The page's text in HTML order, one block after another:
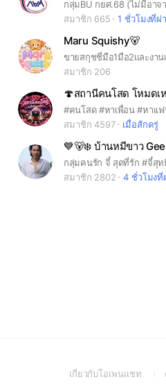
สมาชิก 665
1 ชั่วโมงที่ผ่
Maru Squishy🐻
ขายสกุชชี่มือ1มือ2เเละงาน
สมาชิก 206
สมาชิก 4597
เมื่อสักครู่
สมาชิก 2802
4 ชั่วโมงที่
เกี่ยวกับโอเพนแชท